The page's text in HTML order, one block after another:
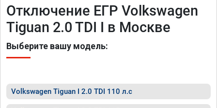
Отключение ЕГР Volkswagen
Tiguan 2.0 TDI I в Москве
Выберите вашу модель:
Volkswagen Tiguan I 2.0 TDI 110 л.с